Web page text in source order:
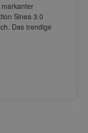
Sinea 3.0
Das trendige